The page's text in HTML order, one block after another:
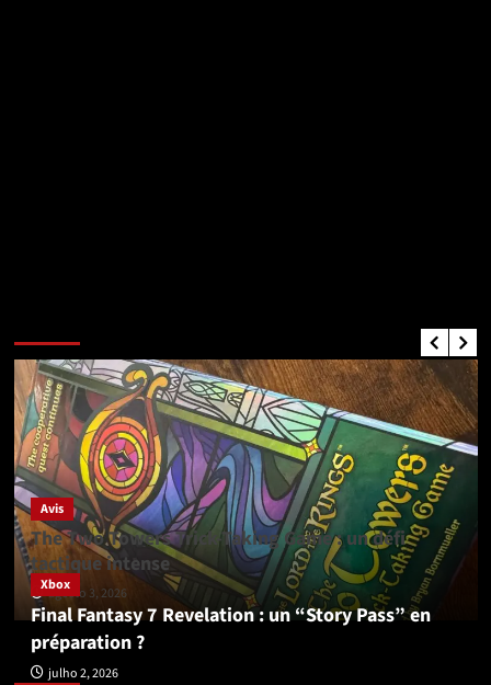
Avis
The Two Towers Trick-Taking Game : un défi
tactique intense
agosto 3, 2026
Xbox
Xbox
Final Fantasy 7 Revelation : un “Story Pass” en
préparation ?
julho 2, 2026